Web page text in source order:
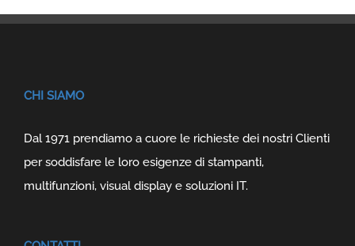
CHI SIAMO
Dal 1971 prendiamo a cuore le richieste dei nostri Clienti
per soddisfare le loro esigenze di stampanti,
multifunzioni, visual display e soluzioni IT.